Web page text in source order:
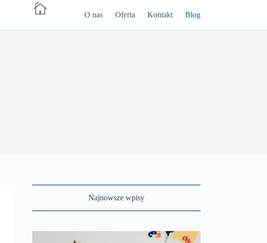
O nas Oferta Kontakt Blog
Najnowsze wpisy